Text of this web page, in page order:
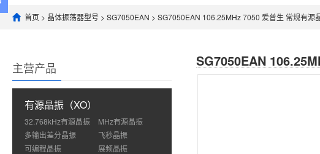
首页 > 晶体振荡器型号 >SG7050EAN > SG7050EAN 106.25MHz 7050 爱普生 常规有源
主营产品
有源晶振（XO）
32.768kHz有源晶振
MHz有源晶振
多输出差分晶振
飞秒晶振
可编程晶振
展频晶振
SG7050EAN